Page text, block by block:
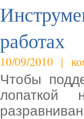
работах
10/09/2010 |
Чтобы
лопаткой